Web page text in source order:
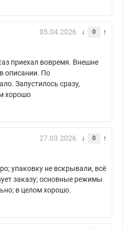
05.04.2026 0
приехал вовремя. Внешне
описании. По
Запустилось сразу,
хорошо
27.03.2026 0
упаковку не вскрывали, всё
заказу; основные режимы
в целом хорошо.